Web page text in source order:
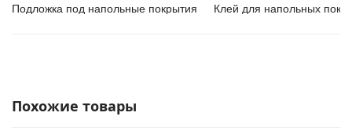
Подложка под напольные покрытия Клей для напольных
Похожие товары